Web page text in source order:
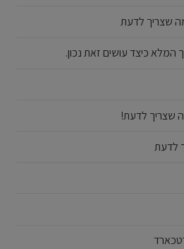
שצריך לדעת
המלא כיצד עושים זאת נכון.
שצריך לדעת!
לדעת